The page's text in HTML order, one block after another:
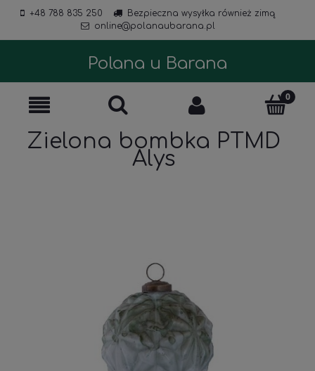
+48 788 835 250
Bezpieczna wysyłka również zimą
online@polanaubarana.pl
Polana u Barana
Zielona bombka PTMD
Alys